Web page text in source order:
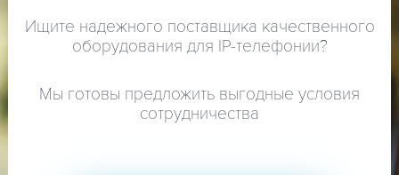
Ищите надежного поставщика качественного
оборудования для IP-телефонии?
Мы готовы предложить выгодные условия
сотрудничества